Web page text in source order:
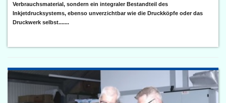
Verbrauchsmaterial, sondern ein integraler Bestandteil des
Inkjetdrucksystems, ebenso unverzichtbar wie die Druckköpfe oder das
Druckwerk selbst.......